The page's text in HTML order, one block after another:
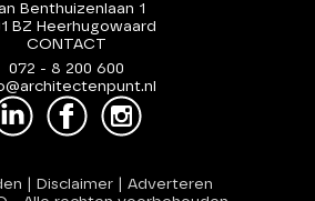
Benthuizenlaan 1
BZ Heerhugowaard
CONTACT
072 - 8 200 600
Disclaimer| Adverteren